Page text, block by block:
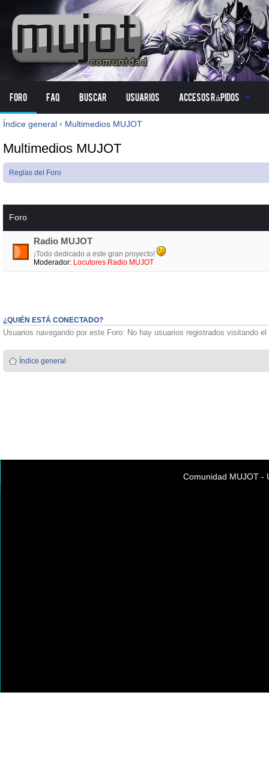
Foro FAQ Buscar Usuarios Accesos Rápidos
Índice general ‹ Multimedios MUJOT
Multimedios MUJOT
Reglas del Foro
Foro
Radio MUJOT
¡Todo dedicado a este gran proyecto!
Moderador: Locutores Radio MUJOT
¿QUIÉN ESTÁ CONECTADO?
Usuarios navegando por este Foro: No hay usuarios registrados visitando
Índice general
Comunidad MUJOT -